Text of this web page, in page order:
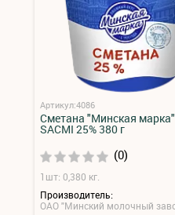
Артикул:4086
Сметана "Минская марка"
SACMI 25% 380 г
(0)
1шт: 0,380 кг.
Производитель:
ОАО "Минский молочный